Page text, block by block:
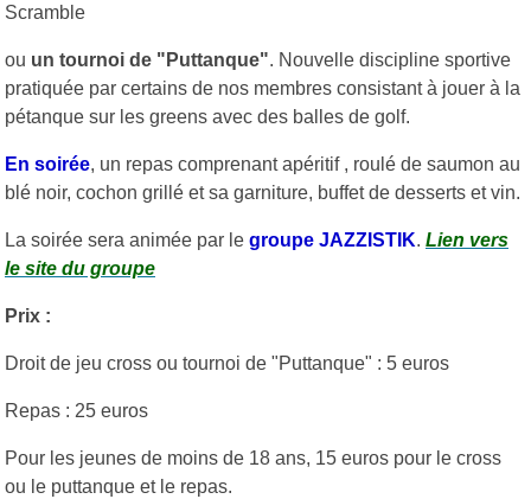
Scramble
ou un tournoi de "Puttanque". Nouvelle discipline sportive
pratiquée par certains de nos membres consistant à jouer à la
pétanque sur les greens avec des balles de golf.
En soirée, un repas comprenant apéritif , roulé de saumon au
blé noir, cochon grillé et sa garniture, buffet de desserts et vin.
La soirée sera animée par le groupe JAZZISTIK. Lien vers
le site du groupe
Prix :
Droit de jeu cross ou tournoi de "Puttanque" : 5 euros
Repas : 25 euros
Pour les jeunes de moins de 18 ans, 15 euros pour le cross
ou le puttanque et le repas.